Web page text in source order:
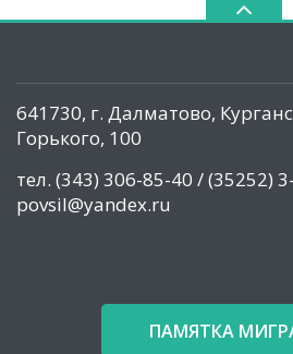
641730, г. Далматово,
Горького, 100
тел. (343) 306-85-40 / (35252)
povsil@yandex.ru
ПАМЯТКА